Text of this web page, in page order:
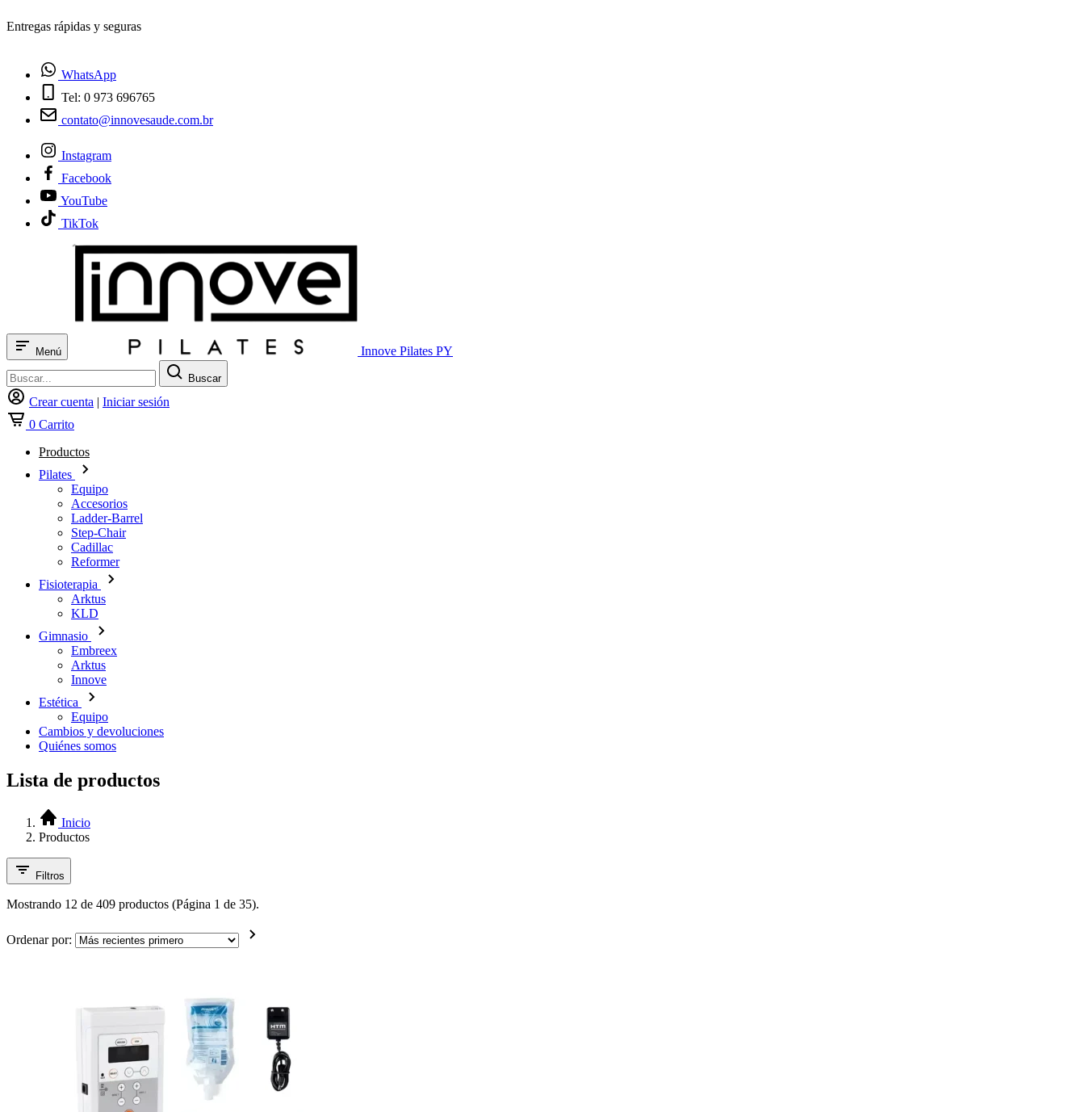
¿Tienes dudas? Habla con nosotros
WhatsApp
Tel: 0 973 696765
contato@innovesaude.com.br
Instagram
Facebook
YouTube
TikTok
Menú Innove Pilates PY
Buscar
Crear cuenta | Iniciar sesión
0 Carrito
Productos
Pilates
Equipo
Accesorios
Ladder-Barrel
Step-Chair
Cadillac
Reformer
Fisioterapia
Arktus
KLD
Gimnasio
Embreex
Arktus
Innove
Estética
Equipo
Cambios y devoluciones
Quiénes somos
Lista de productos
Inicio
Productos
Filtros
Mostrando 12 de 409 productos (Página 1 de 35).
Ordenar por: